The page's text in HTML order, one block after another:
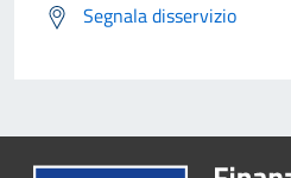
Segnala disservizio